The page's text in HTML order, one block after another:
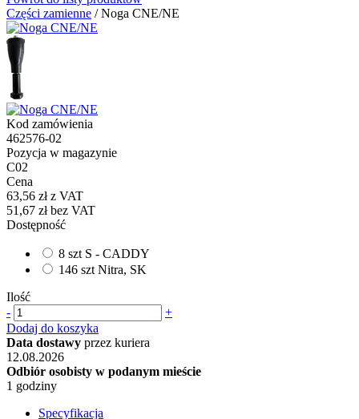
Części zamienne /Noga CNE/NE
Kod zamówienia
462576-02
Pozycja w magazynie
C02
Cena
63,56 złz VAT
51,67 złbez VAT
Dostępność
8 szt S - CADDY
146 szt Nitra, SK
Ilość
-
+
Dodaj do koszyka
Data dostawy przez kuriera
12.08.2026
Odbiór osobisty w podanym mieście
1 godziny
Specyfikacja